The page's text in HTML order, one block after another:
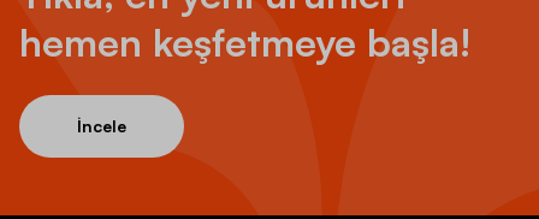
hemen keşfetmeye başla!
İncele